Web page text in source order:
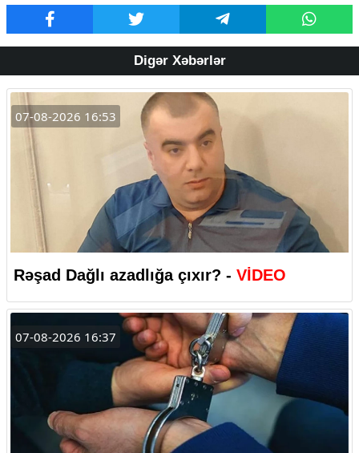
Digər Xəbərlər
07-08-2026 16:53
Rəşad Dağlı azadlığa çıxır? - VİDEO
07-08-2026 16:37